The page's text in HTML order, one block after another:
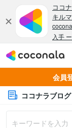
会員
ココナラブログ